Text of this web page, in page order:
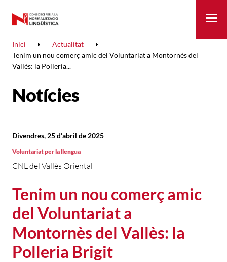
Inici
Actualitat
Tenim un nou comerç amic del Voluntariat a Montornès del
Vallès: la Polleria...
Notícies
Tenim un nou comerç amic
del Voluntariat a
Montornès del Vallès: la
Polleria Brigit
CNL del Vallès Oriental
Divendres, 25 d’abril de 2025
Voluntariat per la llengua